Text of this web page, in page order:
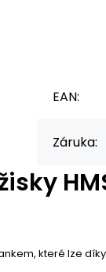
EAN:
Záruka:
které lze